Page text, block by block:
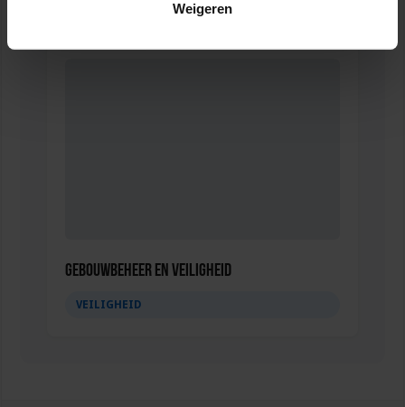
Weigeren
Gebouwbeheer en veiligheid
VEILIGHEID